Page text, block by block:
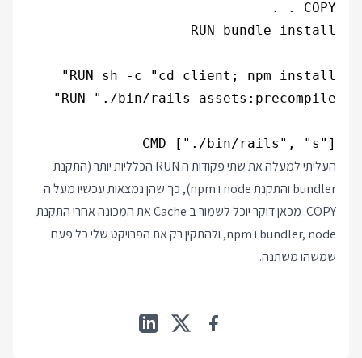
CMD ["./bin/rails", "s"]
העליתי למעלה את שתי פקודות ה RUN הכלליות יותר (התקנת
bundler והתקנת node ו npm), כך שהן נמצאות עכשיו מעל ה
COPY. מכאן דוקר יוכל לשמור ב Cache את המכונה אחרי התקנת
bundler, node ו npm, ולהתקין רק את הפרויקט שלי כל פעם
שמשהו משתנה.